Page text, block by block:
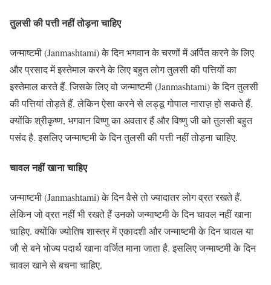
तुलसी की पत्ती नहीं तोड़ना चाहिए
जन्माष्टमी (Janmashtami) के दिन भगवान के चरणों में अर्पित करने के लिए
और प्रसाद में इस्तेमाल करने के लिए बहुत लोग तुलसी की पत्तियों का
इस्तेमाल करते हैं. जिसके लिए वो जन्माष्टमी (Janmashtami) के दिन तुलसी
की पत्तियां तोड़ते हैं. लेकिन ऐसा करने से लड्डू गोपाल नाराज़ हो सकते हैं.
क्योंकि श्रीकृष्ण, भगवान विष्णु का अवतार हैं और विष्णु जी को तुलसी बहुत
पसंद है. इसलिए जन्माष्टमी के दिन तुलसी की पत्ती नहीं तोड़ना चाहिए.
चावल नहीं खाना चाहिए
जन्माष्टमी (Janmashtami) के दिन वैसे तो ज्यादातर लोग व्रत रखते हैं.
लेकिन जो व्रत नहीं भी रखते हैं उनको जन्माष्टमी के दिन चावल नहीं खाना
चाहिए. क्योंकि ज्योतिष शास्त्र में एकादशी और जन्माष्टमी के दिन चावल या
जौ से बने भोज्य पदार्थ खाना वर्जित माना जाता है. इसलिए जन्माष्टमी के दिन
चावल खाने से बचना चाहिए.